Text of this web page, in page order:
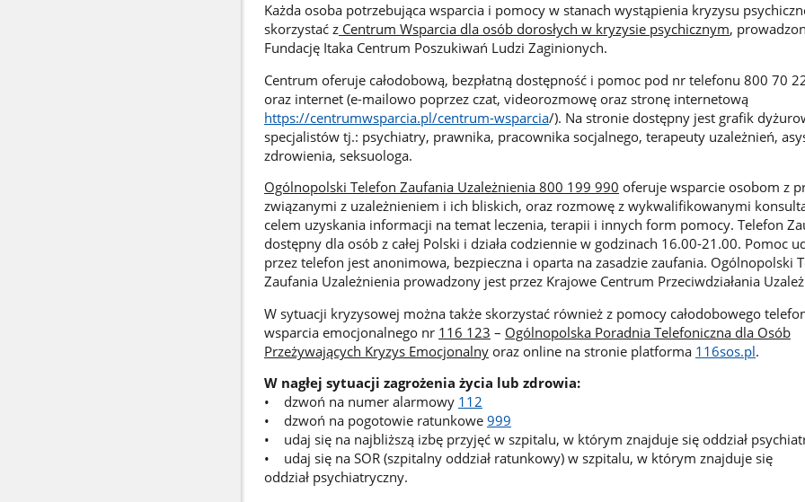
Każda osoba potrzebująca wsparcia i pomocy w stanach wystąpienia kryzysu
skorzystać zCentrum Wsparcia dla osób dorosłych w kryzysie psychicznym,
Fundację Itaka Centrum Poszukiwań Ludzi Zaginionych.
Centrum oferuje całodobową, bezpłatną dostępność i pomoc pod nr telefonu 800 70
oraz internet (e-mailowo poprzez czat, videorozmowę oraz stronę internetową
https://centrumwsparcia.pl/centrum-wsparcia/). Na stronie dostępny jest grafik
specjalistów tj.: psychiatry, prawnika, pracownika socjalnego, terapeuty uzależnień,
zdrowienia, seksuologa.
Ogólnopolski Telefon Zaufania Uzależnienia 800 199 990 oferuje wsparcie osobom z
związanymi z uzależnieniem i ich bliskich, oraz rozmowę z wykwalifikowanymi
celem uzyskania informacji na temat leczenia, terapii i innych form pomocy. Telefon
dostępny dla osób z całej Polski i działa codziennie w godzinach 16.00-21.00. Pomoc
przez telefon jest anonimowa, bezpieczna i oparta na zasadzie zaufania. Ogólnopolski
Zaufania Uzależnienia prowadzony jest przez Krajowe Centrum Przeciwdziałania
W sytuacji kryzysowej można także skorzystać również z pomocy całodobowego
wsparcia emocjonalnego nr 116 123 – Ogólnopolska Poradnia Telefoniczna dla Osób
Przeżywających Kryzys Emocjonalnyoraz online na stronie platforma 116sos.pl.
W nagłej sytuacji zagrożenia życia lub zdrowia:
• dzwoń na numer alarmowy 112
• dzwoń na pogotowie ratunkowe 999
• udaj się na najbliższą izbę przyjęć w szpitalu, w którym znajduje się oddział
• udaj się na SOR (szpitalny oddział ratunkowy) w szpitalu, w którym znajduje się
oddział psychiatryczny.